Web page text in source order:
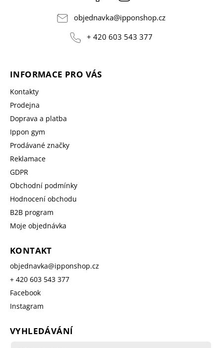
objednavka@ipponshop.cz
+ 420 603 543 377
INFORMACE PRO VÁS
Kontakty
Prodejna
Doprava a platba
Ippon gym
Prodávané značky
Reklamace
GDPR
Obchodní podmínky
Hodnocení obchodu
B2B program
Moje objednávka
KONTAKT
objednavka@ipponshop.cz
+ 420 603 543 377
Facebook
Instagram
VYHLEDÁVÁNÍ